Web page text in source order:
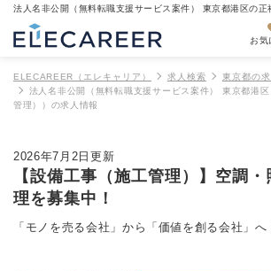
お気
ELECAREER（エレキャリア） 求人検索 東京都の
法人名非公開（無料転職支援サービス案件） 東京都港
管理））の求人情報
2026年7月2日更新
【設備工事（施工管理）】空調
理を募集中！
「モノを売る会社」から「価値を創る会社」へ